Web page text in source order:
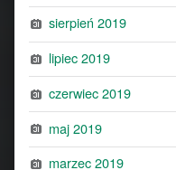
sierpień 2019
lipiec 2019
czerwiec 2019
maj 2019
marzec 2019